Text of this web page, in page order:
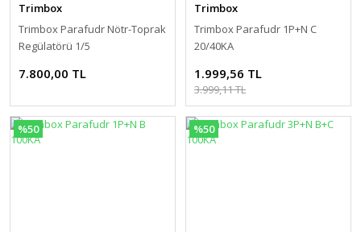
Trimbox
Trimbox Parafudr Nötr-Toprak
Regülatörü 1/5
7.800,00 TL
Trimbox
Trimbox Parafudr 1P+N C
20/40KA
1.999,56 TL
3.999,11 TL
%50 %50